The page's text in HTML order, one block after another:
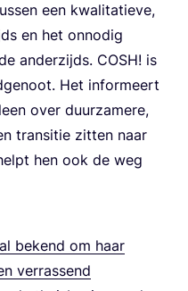
een kwa­li­ta­tie­ve,
en het onno­dig
ander­zijds. COSH! is
Het infor­meert
over duur­za­me­re,
tran­si­tie zit­ten naar
hen ook de weg
bekend om haar
ver­ras­send